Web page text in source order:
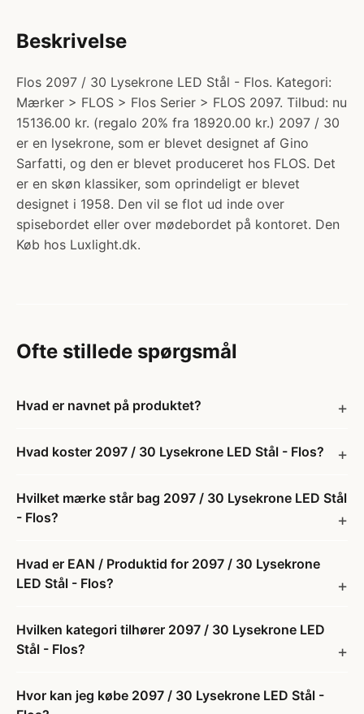
Beskrivelse
Flos 2097 / 30 Lysekrone LED Stål - Flos. Kategori:
Mærker > FLOS > Flos Serier > FLOS 2097. Tilbud: nu
15136.00 kr. (regalo 20% fra 18920.00 kr.) 2097 / 30
er en lysekrone, som er blevet designet af Gino
Sarfatti, og den er blevet produceret hos FLOS. Det
er en skøn klassiker, som oprindeligt er blevet
designet i 1958. Den vil se flot ud inde over
spisebordet eller over mødebordet på kontoret. Den
Køb hos Luxlight.dk.
Ofte stillede spørgsmål
Hvad er navnet på produktet?
Hvad koster 2097 / 30 Lysekrone LED Stål - Flos?
Hvilket mærke står bag 2097 / 30 Lysekrone LED Stål
- Flos?
Hvad er EAN / Produktid for 2097 / 30 Lysekrone
LED Stål - Flos?
Hvilken kategori tilhører 2097 / 30 Lysekrone LED
Stål - Flos?
Hvor kan jeg købe 2097 / 30 Lysekrone LED Stål -